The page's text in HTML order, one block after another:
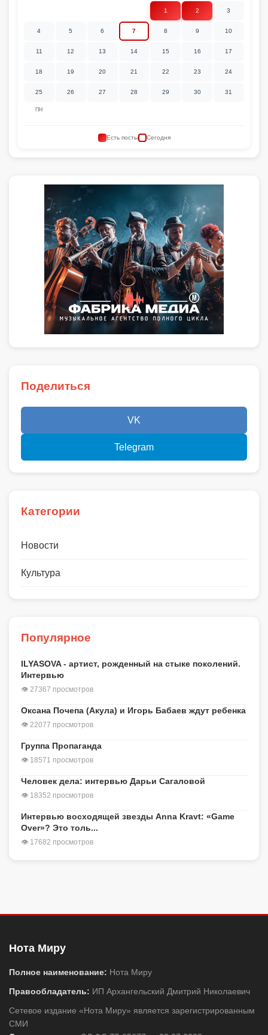
ПН
1 2 3
4 5 6 7 8 9 10
11 12 13 14 15 16 17
18 19 20 21 22 23 24
25 26 27 28 29 30 31
Есть посты Сегодня
Поделиться
VK
Telegram
Категории
Новости
Культура
Популярное
ILYASOVA - артист, рожденный на стыке поколений.
Интервью
👁 27367 просмотров
Оксана Почепа (Акула) и Игорь Бабаев ждут ребенка
👁 22077 просмотров
Группа Пропаганда
👁 18571 просмотров
Человек дела: интервью Дарьи Сагаловой
👁 18352 просмотров
Интервью восходящей звезды Anna Kravt: «Game
Over»? Это толь...
👁 17682 просмотров
Нота Миру
Полное наименование: Нота Миру
Правообладатель: ИП Архангельский Дмитрий Николаевич
Сетевое издание «Нота Миру» является зарегистрированным
СМИ